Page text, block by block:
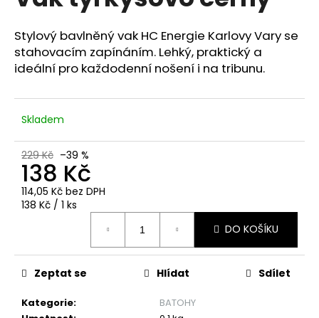
z
5
hvězdiček.
Stylový bavlněný vak HC Energie Karlovy Vary se
stahovacím zapínáním. Lehký, praktický a
ideální pro každodenní nošení i na tribunu.
Skladem
229 Kč –39 %
138 Kč
114,05 Kč bez DPH
Měrná
138 Kč / 1 ks
DO KOŠÍKU
Kategorie:
BATOHY
Zeptat se Hlídat Sdílet
j
í
t
?
p
o
u